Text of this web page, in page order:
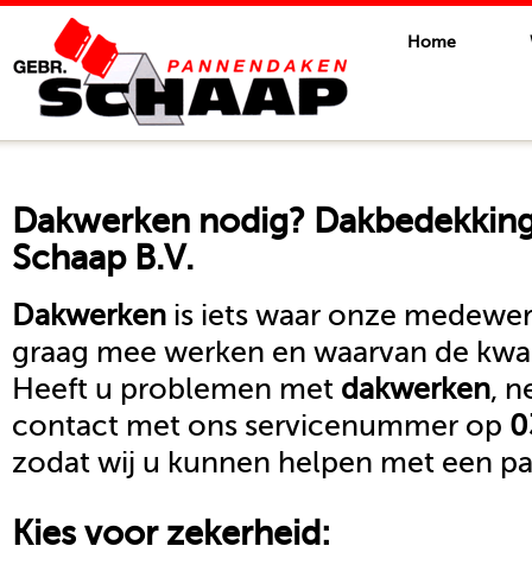
Home
Dakwerken nodig?
Schaap B.V.
Dakwerken is iets waar onze
graag mee werken en waarvan de
Heeft u problemen met dakwerken,
contact met ons servicenummer op
zodat wij u kunnen helpen met een
Kies voor zekerheid: